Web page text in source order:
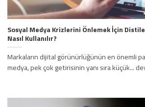
Sosyal Medya Krizlerini Önlemek İçin
Nasıl Kullanılır?
Markaların dijital görünürlüğünün en önemli
medya, pek çok getirisinin yanı sıra küçük...